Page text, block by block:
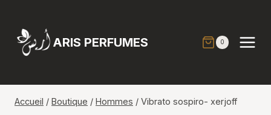
contenu
ARIS PERFUMES 0
Accueil / Boutique / Hommes / Vibrato sospiro- xerjoff